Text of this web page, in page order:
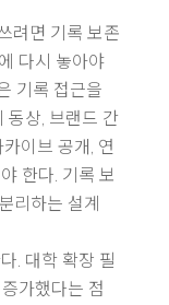
려면 기록 보존
다시 놓아야
기록 접근을
동상, 브랜드 간
이브 공개, 연
한다. 기록 보
리하는 설계
. 대학 확장 필
가했다는 점